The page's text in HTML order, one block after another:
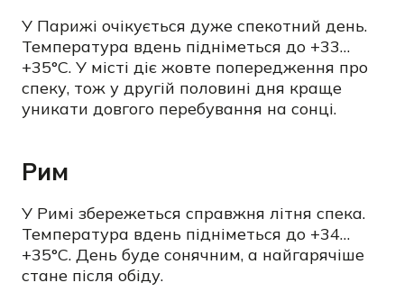
У Парижі очікується дуже спекотний день.
Температура вдень підніметься до +33…
+35°C. У місті діє жовте попередження про
спеку, тож у другій половині дня краще
уникати довгого перебування на сонці.
Рим
У Римі збережеться справжня літня спека.
Температура вдень підніметься до +34…
+35°C. День буде сонячним, а найгарячіше
стане після обіду.